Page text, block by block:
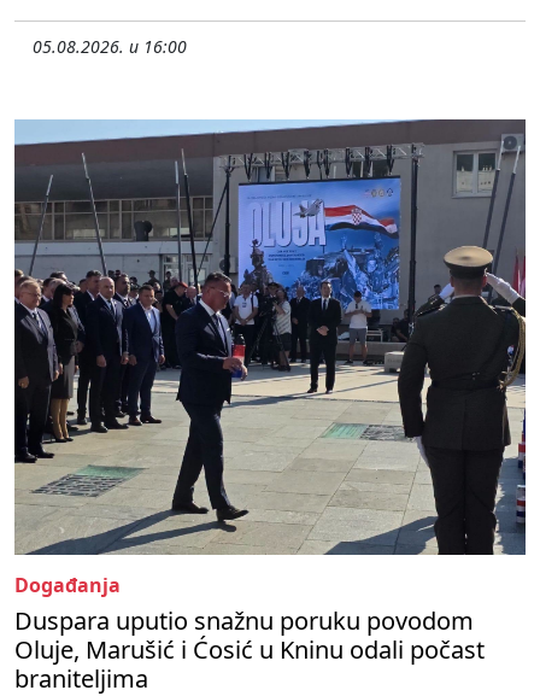
05.08.2026. u 16:00
Događanja
Duspara uputio snažnu poruku povodom
Oluje, Marušić i Ćosić u Kninu odali počast
braniteljima